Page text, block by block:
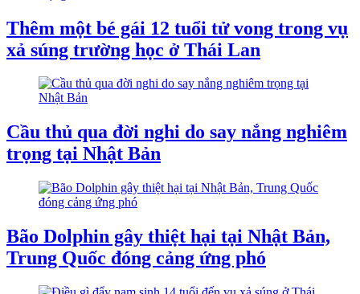
Thêm một bé gái 12 tuổi tử vong trong vụ
xả súng trường học ở Thái Lan
Cầu thủ qua đời nghi do say nắng nghiêm
trọng tại Nhật Bản
Bão Dolphin gây thiệt hại tại Nhật Bản,
Trung Quốc đóng cảng ứng phó